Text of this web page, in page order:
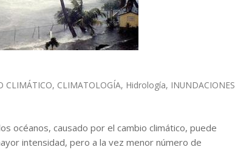
CLIMÁTICO, CLIMATOLOGÍA, Hidrología, INUNDACIONES
océanos, causado por el cambio climático, puede
intensidad, pero a la vez menor número de